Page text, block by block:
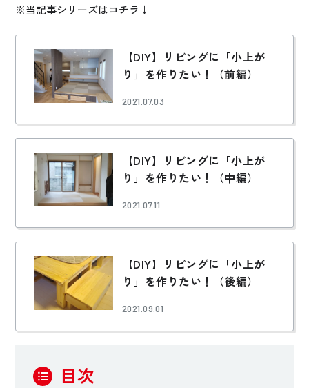
※当記事シリーズはコチラ↓
【DIY】リビングに「小上が
り」を作りたい！（前編）
2021.07.03
【DIY】リビングに「小上が
り」を作りたい！（中編）
2021.07.11
【DIY】リビングに「小上が
り」を作りたい！（後編）
2021.09.01
目次